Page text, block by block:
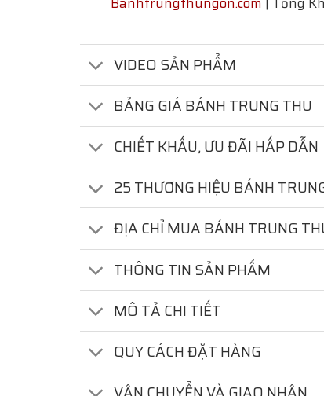
VIDEO SẢN PHẨM
BẢNG GIÁ BÁNH TRUNG THU
CHIẾT KHẤU, ƯU ĐÃI HẤP DẪN
25 THƯƠNG HIỆU BÁNH
ĐỊA CHỈ MUA BÁNH TRUNG
THÔNG TIN SẢN PHẨM
MÔ TẢ CHI TIẾT
QUY CÁCH ĐẶT HÀNG